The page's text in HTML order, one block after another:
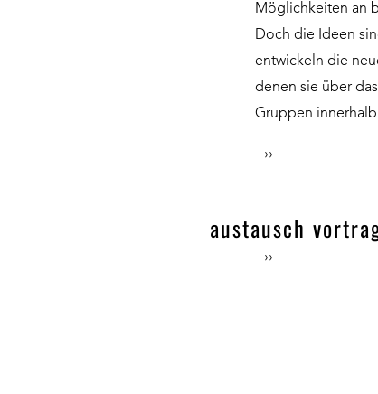
Möglichkeiten an
Doch die Ideen
entwickeln die
denen sie über
Gruppen
››
austausch
››